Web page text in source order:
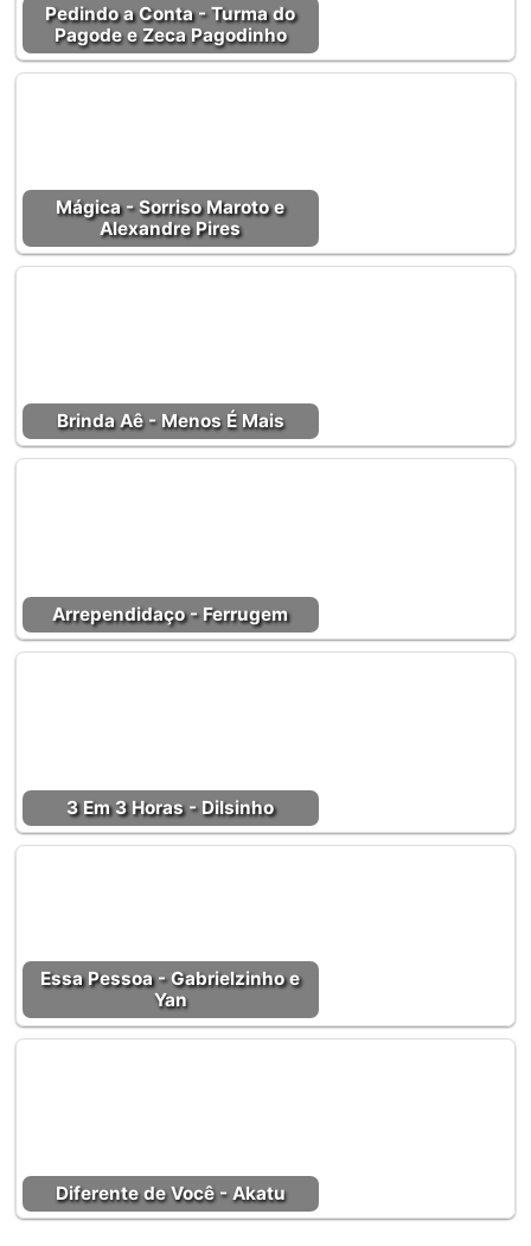
Pedindo a Conta - Turma do
Pagode e Zeca Pagodinho
Mágica - Sorriso Maroto e
Alexandre Pires
Brinda Aê - Menos É Mais
Arrependidaço - Ferrugem
3 Em 3 Horas - Dilsinho
Essa Pessoa - Gabrielzinho e
Yan
Diferente de Você - Akatu